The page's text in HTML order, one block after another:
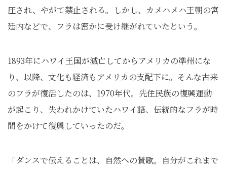
圧され、やがて禁止される。しかし、カメハメハ王朝の宮
廷内などで、フラは密かに受け継がれていたという。
1893年にハワイ王国が滅亡してからアメリカの準州にな
り、以降、文化も経済もアメリカの支配下に。そんな古来
のフラが復活したのは、1970年代。先住民族の復興運動
が起こり、失われかけていたハワイ語、伝統的なフラが時
間をかけて復興していったのだ。
「ダンスで伝えることは、自然への賛歌。自分がこれまで